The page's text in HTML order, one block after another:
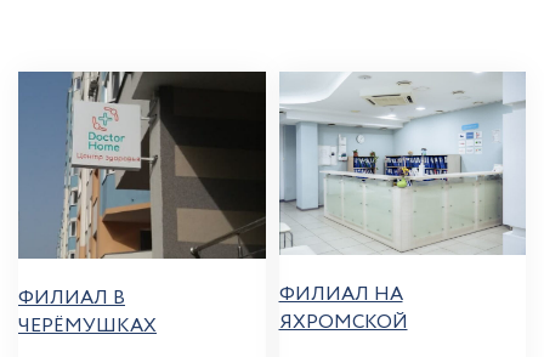
ФИЛИАЛ В
ЧЕРЁМУШКАХ
ФИЛИАЛ НА
ЯХРОМСКОЙ